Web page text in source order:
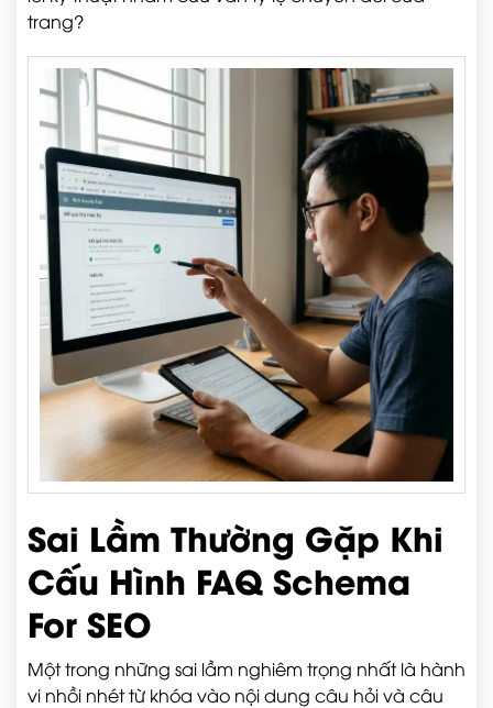
trang?
Sai Lầm Thường Gặp Khi
Cấu Hình FAQ Schema
For SEO
Một trong những sai lầm nghiêm trọng nhất là hành
vi nhồi nhét từ khóa vào nội dung câu hỏi và câu